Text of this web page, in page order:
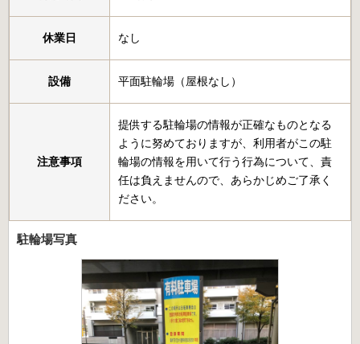
休業日 なし
設備 平面駐輪場（屋根なし）
注意事項
提供する駐輪場の情報が正確なものとなる
ように努めておりますが、利用者がこの駐
輪場の情報を用いて行う行為について、責
任は負えませんので、あらかじめご了承く
ださい。
駐輪場写真